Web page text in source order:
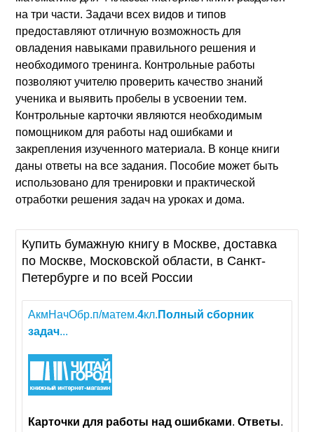
на три части. Задачи всех видов и типов
предоставляют отличную возможность для
овладения навыками правильного решения и
необходимого тренинга. Контрольные работы
позволяют учителю проверить качество знаний
ученика и выявить пробелы в усвоении тем.
Контрольные карточки являются необходимым
помощником для работы над ошибками и
закрепления изученного материала. В конце книги
даны ответы на все задания. Пособие может быть
использовано для тренировки и практической
отработки решения задач на уроках и дома.
Купить бумажную книгу в Москве, доставка
по Москве, Московской области, в Санкт-
Петербурге и по всей России
АкмНачОбр.п/матем.4кл. Полный сборник
задач...
Карточки для работы над ошибками.Ответы.